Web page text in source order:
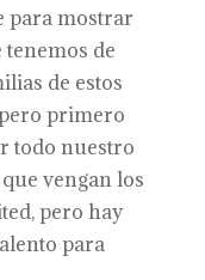
para mostrar
de
de estos
primero
todo nuestro
vengan los
pero hay
para